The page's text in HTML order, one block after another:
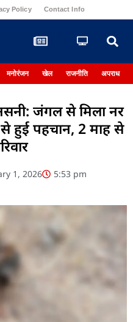
Policy Contact Info
मनोरंजन खेल राजनीति अपराध
जंगल से मिला नर
हुई पहचान, 2 माह से
1, 2026
5:53 pm